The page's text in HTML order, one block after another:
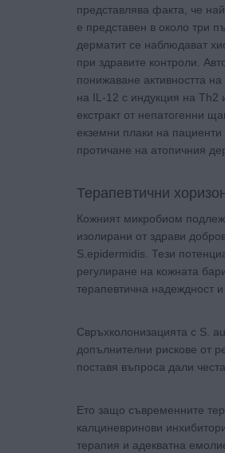
представлява факта, че
е представен в около три
дерматит се наблюдават
при здравите контроли.
понижаване активността
на IL-12 с индукция на Th2
екстракт от непатогенни
екземни плаки на
протичане на атопичния
Терапевтични
Кожният микробиом
изолирани от здрави
S.epidermidis. Тези
регулиране на кожната
терапевтична надеждност и
Свръхколонизацията с S.
допълнителни рискове от
поставя въпроса дали
Ето защо съвременните
калциневринови
терапия и адекватна